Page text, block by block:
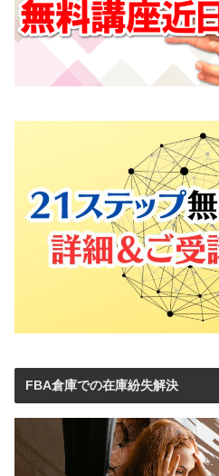
FBA倉庫での在庫紛失解決